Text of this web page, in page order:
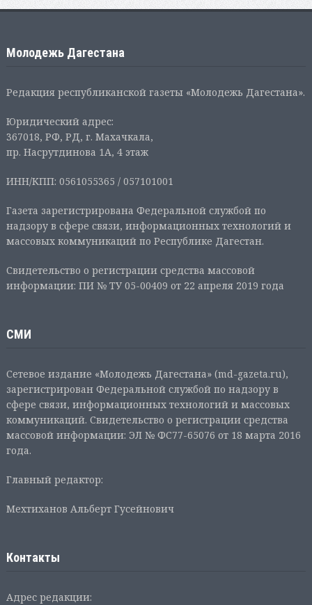
Молодежь Дагестана
Редакция республиканской газеты «Молодежь Дагестана».
Юридический адрес:
367018, РФ, РД, г. Махачкала,
пр. Насрутдинова 1А, 4 этаж
ИНН/КПП: 0561055365 / 057101001
Газета зарегистрирована Федеральной службой по
надзору в сфере связи, информационных технологий и
массовых коммуникаций по Республике Дагестан.
Свидетельство о регистрации средства массовой
информации: ПИ № ТУ 05-00409 от 22 апреля 2019 года
СМИ
Сетевое издание «Молодежь Дагестана» (md-gazeta.ru),
зарегистрирован Федеральной службой по надзору в
сфере связи, информационных технологий и массовых
коммуникаций. Свидетельство о регистрации средства
массовой информации: ЭЛ № ФС77-65076 от 18 марта 2016
года.
Главный редактор:
Мехтиханов Альберт Гусейнович
Контакты
Адрес редакции: